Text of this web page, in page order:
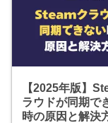
【2025年版】
ラウドが同期で
時の原因と解決